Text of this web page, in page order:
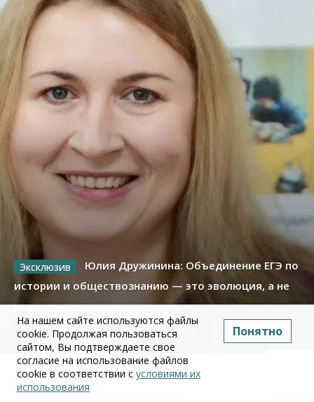
Юлия Дружинина: Объединение ЕГЭ по
истории и обществознанию — это эволюция, а не
революция
02 июля 2026
Про Бизнес
На нашем сайте используются файлы
cookie. Продолжая пользоваться
сайтом, Вы подтверждаете свое
согласие на использование файлов
cookie в соответствии с условиями их
использования
Понятно